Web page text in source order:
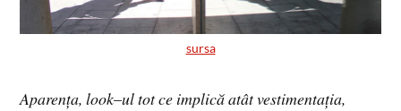
sursa
Aparența, look–ul tot ce implică atât vestimentația,